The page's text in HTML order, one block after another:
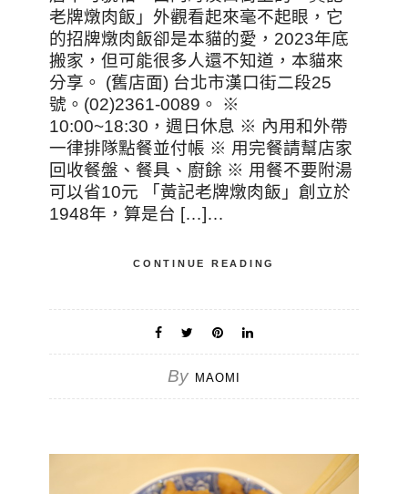
老牌燉肉飯」外觀看起來毫不起眼，它
的招牌燉肉飯卻是本貓的愛，2023年底
搬家，但可能很多人還不知道，本貓來
分享。 (舊店面) 台北市漢口街二段25
號。(02)2361-0089。 ※
10:00~18:30，週日休息 ※ 內用和外帶
一律排隊點餐並付帳 ※ 用完餐請幫店家
回收餐盤、餐具、廚餘 ※ 用餐不要附湯
可以省10元 「黃記老牌燉肉飯」創立於
1948年，算是台 […]…
CONTINUE READING
By MAOMI